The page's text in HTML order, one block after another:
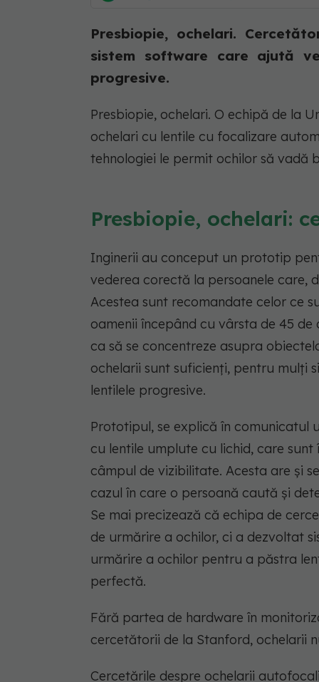
Presbiopie, ochelari.
sistem software care ajută
progresive.
Presbiopie, ochelari. O echipă de la
ochelari cu lentile cu focalizare
tehnologiei le permit ochilor să vadă
Presbiopie, ochelari:
Inginerii au conceput un prototip
vederea corectă la persoanele care,
Acestea sunt recomandate celor ce
oamenii începând cu vârsta de 45
ca să se concentreze asupra
ochelarii sunt suficienți, pentru mulți
lentilele progresive.
Prototipul, se explică în comunicatul
cu lentile umplute cu lichid, care
câmpul de vizibilitate. Acesta are și
cazul în care o persoană caută și
Se mai precizează că echipa de
de urmărire a ochilor, ci a dezvoltat
urmărire a ochilor pentru a păstra
perfectă.
Fără partea de hardware în
cercetătorii de la Stanford, ochelarii
Cercetările despre ochelarii